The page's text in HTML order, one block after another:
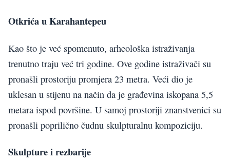
Otkrića u Karahantepeu
Kao što je već spomenuto, arheološka istraživanja
trenutno traju već tri godine. Ove godine istraživači su
pronašli prostoriju promjera 23 metra. Veći dio je
uklesan u stijenu na način da je građevina iskopana 5,5
metara ispod površine. U samoj prostoriji znanstvenici su
pronašli poprilično čudnu skulpturalnu kompoziciju.
Skulpture i rezbarije